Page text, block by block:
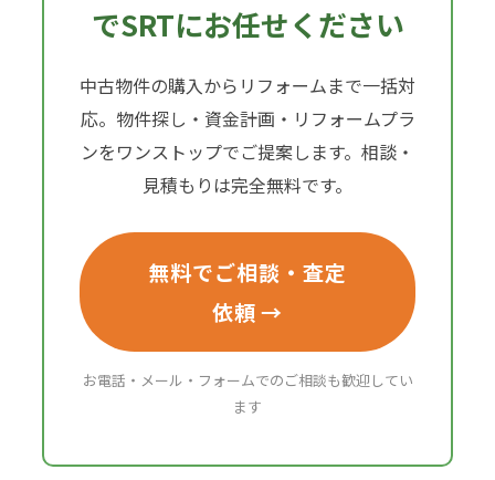
でSRTにお任せください
中古物件の購入からリフォームまで一括対
応。物件探し・資金計画・リフォームプラ
ンをワンストップでご提案します。相談・
見積もりは完全無料です。
無料でご相談・査定
依頼 →
お電話・メール・フォームでのご相談も歓迎してい
ます